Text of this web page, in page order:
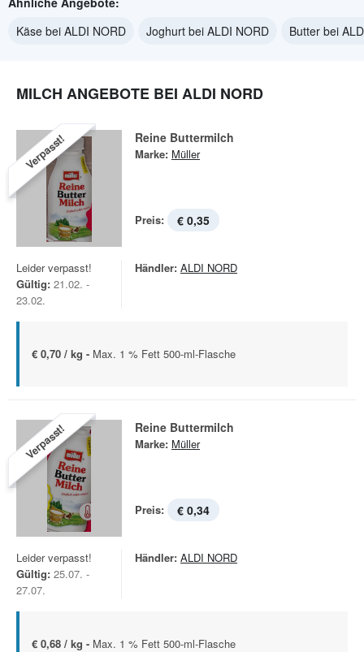
Käse bei ALDI NORD
Joghurt bei ALDI NORD Butter bei
MILCH ANGEBOTE BEI ALDI NORD
Verpasst! Reine Buttermilch
Marke: Müller
Preis: € 0,35
Leider verpasst!
Gültig: 21.02. -
23.02.
Händler: ALDI NORD
€ 0,70 / kg - Max. 1 % Fett 500-ml-Flasche
Verpasst! Reine Buttermilch
Marke: Müller
Preis: € 0,34
Leider verpasst!
Gültig: 25.07. -
27.07.
Händler: ALDI NORD
€ 0,68 / kg - Max. 1 % Fett 500-ml-Flasche